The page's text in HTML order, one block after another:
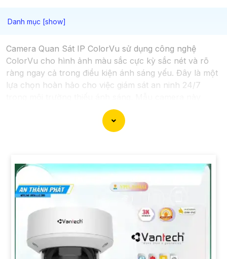
Camera Quan Sát IP ColorVu sử dụng công nghệ
ColorVu cho hình ảnh màu sắc cực kỳ sắc nét và rõ
ràng ngay cả trong điều kiện ánh sáng yếu. Đây là một
lựa chọn hoàn hảo cho việc giám sát an ninh 24/7
được thiết kế hiện đại, dễ lắp đặt và cài đặt, phù hợp
với nhiều không gian như văn phòng, cửa hàng, gia
đình, hay nhà kho. Camera Quan Sát IP ColorVu cung
lúc mọi nơi thông qua ứng dụng di động.